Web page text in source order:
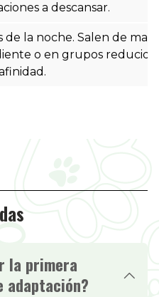
a descansar.
de la noche. Salen de
o en grupos
la primera
adaptación?